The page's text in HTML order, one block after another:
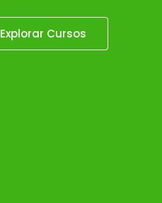
Explorar Cursos